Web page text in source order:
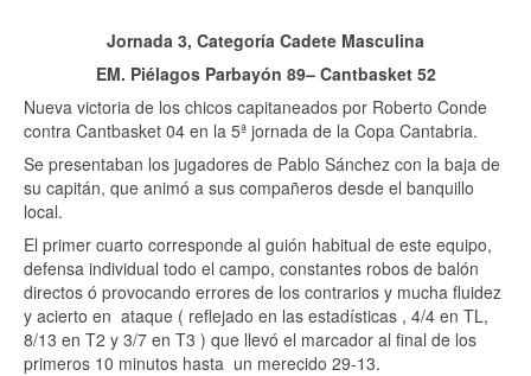
Jornada 3, Categoría Cadete Masculina
EM. Piélagos Parbayón 89– Cantbasket 52
Nueva victoria de los chicos capitaneados por Roberto Conde
contra Cantbasket 04 en la 5ª jornada de la Copa Cantabria.
Se presentaban los jugadores de Pablo Sánchez con la baja de
su capitán, que animó a sus compañeros desde el banquillo
local.
El primer cuarto corresponde al guión habitual de este equipo,
defensa individual todo el campo, constantes robos de balón
directos ó provocando errores de los contrarios y mucha fluidez
y acierto en ataque ( reflejado en las estadísticas , 4/4 en TL,
8/13 en T2 y 3/7 en T3 ) que llevó el marcador al final de los
primeros 10 minutos hasta un merecido 29-13.